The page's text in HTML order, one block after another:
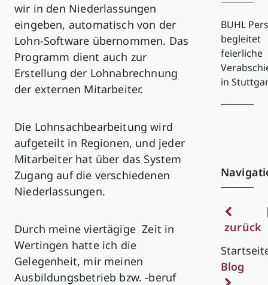
wir in den Niederlassungen
eingeben, automatisch von der
Lohn-Software übernommen. Das
Programm dient auch zur
Erstellung der Lohnabrechnung
der externen Mitarbeiter.
Die Lohnsachbearbeitung wird
aufgeteilt in Regionen, und jeder
Mitarbeiter hat über das System
Zugang auf die verschiedenen
Niederlassungen.
Durch meine viertägige Zeit in
Wertingen hatte ich die
Gelegenheit, mir meinen
Ausbildungsbetrieb bzw. -beruf
BUHL
begleitet
feierliche
in
zurück
Blog